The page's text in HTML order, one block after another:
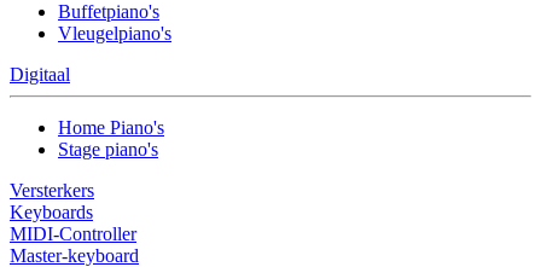
Buffetpiano's
Vleugelpiano's
Digitaal
Home Piano's
Stage piano's
Versterkers
Keyboards
MIDI-Controller
Master-keyboard